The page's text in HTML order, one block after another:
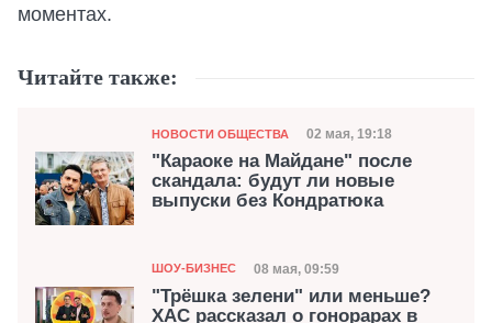
моментах.
Читайте также:
Категория
НОВОСТИ ОБЩЕСТВА Дата публикации
02 мая, 19:18
"Караоке на Майдане" после
скандала: будут ли новые
выпуски без Кондратюка
Категория
ШОУ-БИЗНЕС Дата публикации
08 мая, 09:59
"Трёшка зелени" или меньше?
ХАС рассказал о гонорарах в